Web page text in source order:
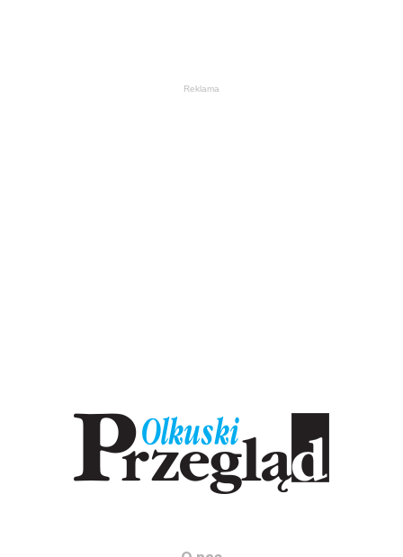
Reklama